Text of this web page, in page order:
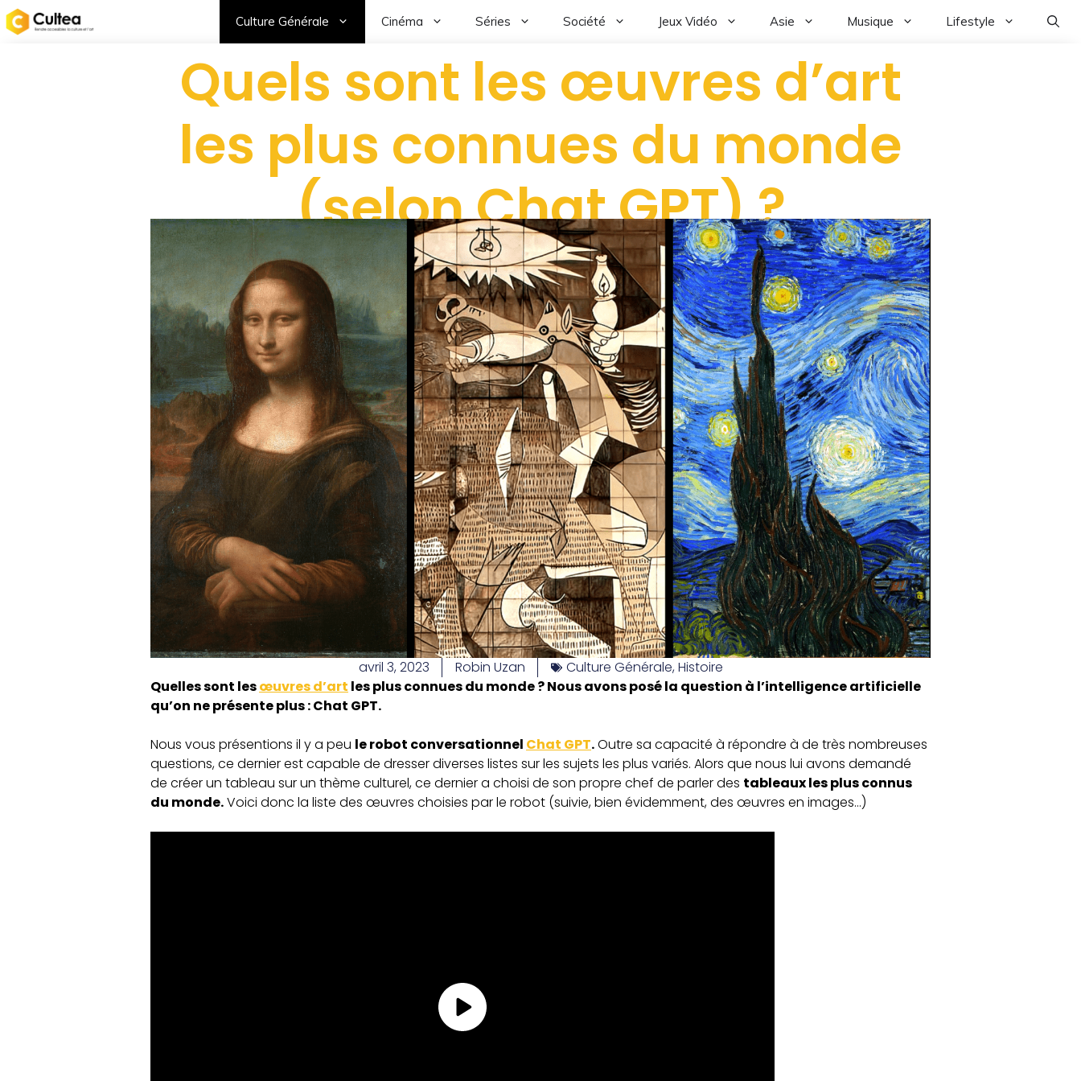
Culture Générale Cinéma Séries Société Jeux Vidéo Asie Musique Lifestyle
Quels sont les œuvres d’art
les plus connues du monde
(selon Chat GPT) ?
avril 3, 2023 Robin Uzan Culture Générale,Histoire
Quelles sont lesœuvres d’art les plus connues du monde ? Nous avons posé la question à l’intelligence artificielle
qu’on ne présente plus : Chat GPT.
Nous vous présentions il y a peu le robot conversationnel Chat GPT.Outre sa capacité à répondre à de très nombreuses
questions, ce dernier est capable de dresser diverses listes sur les sujets les plus variés. Alors que nous lui avons demandé
de créer un tableau sur un thème culturel, ce dernier a choisi de son propre chef de parler des tableaux les plus connus
du monde.Voici donc la liste des œuvres choisies par le robot (suivie, bien évidemment, des œuvres en images…)